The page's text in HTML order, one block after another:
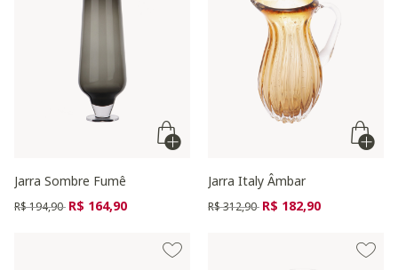
Jarra Sombre Fumê
Preço reduzido de
R$ 194,90 para
R$ 164,90
Jarra Italy Âmbar
Preço reduzido de
R$ 312,90 para
R$ 182,90